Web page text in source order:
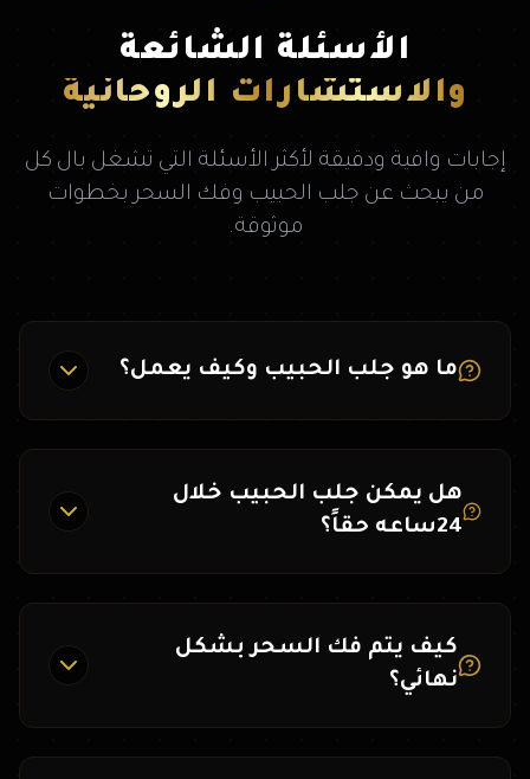
الأسئلة الشائعة
والاستشارات الروحانية
إجابات وافية ودقيقة لأكثر الأسئلة التي تشغل بال كل
من يبحث عن جلب الحبيب وفك السحر بخطوات
موثوقة.
ما هو جلب الحبيب وكيف يعمل؟
هل يمكن جلب الحبيب خلال
24ساعه حقاً؟
كيف يتم فك السحر بشكل
نهائي؟